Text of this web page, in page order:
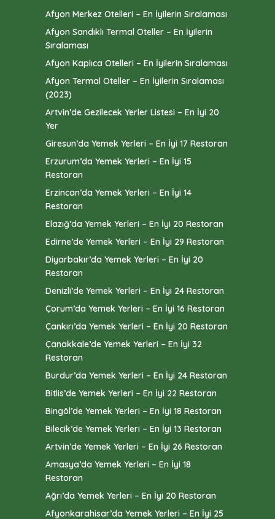
Afyon Merkez Otelleri – En İyilerin Sıralaması
Afyon Sandıklı Termal Oteller – En İyilerin
Sıralaması
Afyon Kaplıca Otelleri – En İyilerin Sıralaması
Afyon Termal Oteller – En İyilerin Sıralaması
(2023)
Artvin’de Gezilecek Yerler Listesi – En İyi 20
Yer
Giresun’da Yemek Yerleri – En İyi 17 Restoran
Erzurum’da Yemek Yerleri – En İyi 15
Restoran
Erzincan’da Yemek Yerleri – En İyi 14
Restoran
Elazığ’da Yemek Yerleri – En İyi 20 Restoran
Edirne’de Yemek Yerleri – En İyi 29 Restoran
Diyarbakır’da Yemek Yerleri – En İyi 20
Restoran
Denizli’de Yemek Yerleri – En İyi 24 Restoran
Çorum’da Yemek Yerleri – En İyi 16 Restoran
Çankırı’da Yemek Yerleri – En İyi 20 Restoran
Çanakkale’de Yemek Yerleri – En İyi 32
Restoran
Burdur’da Yemek Yerleri – En İyi 24 Restoran
Bitlis’de Yemek Yerleri – En İyi 22 Restoran
Bingöl’de Yemek Yerleri – En İyi 18 Restoran
Bilecik’de Yemek Yerleri – En İyi 13 Restoran
Artvin’de Yemek Yerleri – En İyi 26 Restoran
Amasya’da Yemek Yerleri – En İyi 18
Restoran
Ağrı’da Yemek Yerleri – En İyi 20 Restoran
Afyonkarahisar’da Yemek Yerleri – En İyi 25